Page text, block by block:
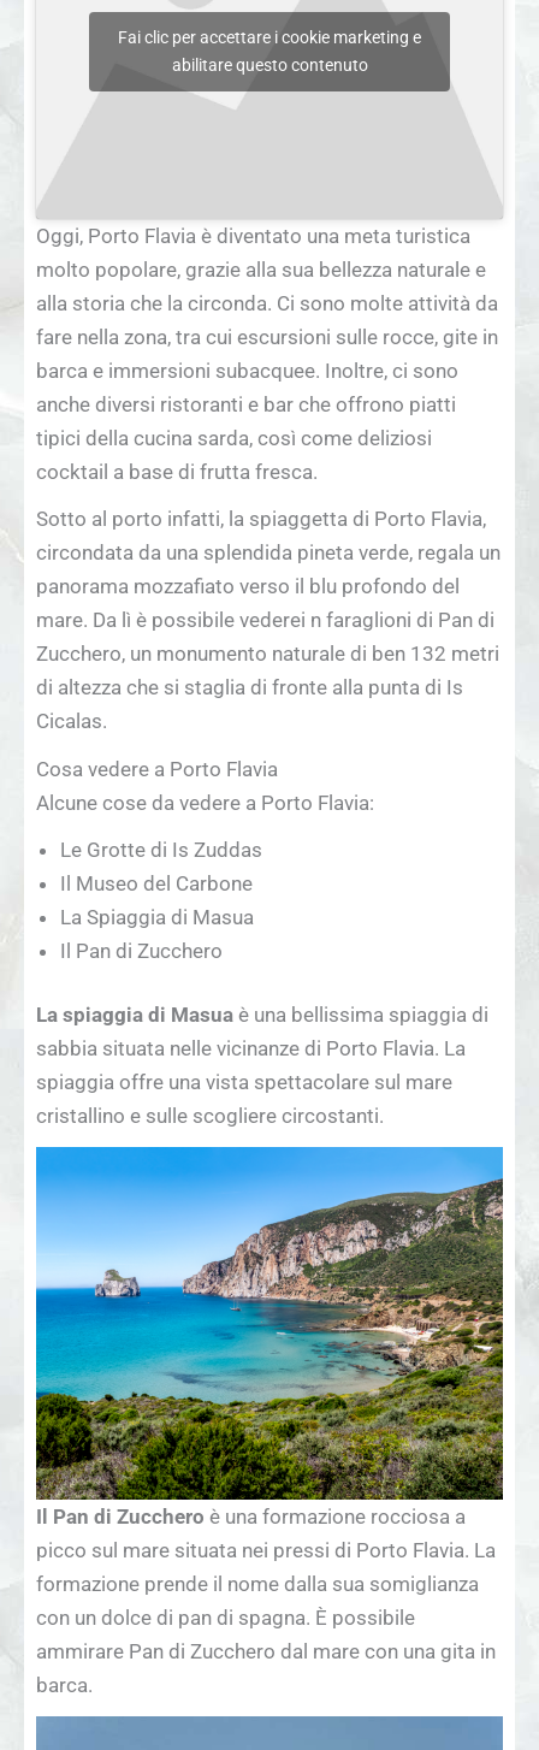
Fai clic per accettare i cookie marketing e
abilitare questo contenuto
Oggi, Porto Flavia è diventato una meta turistica
molto popolare, grazie alla sua bellezza naturale e
alla storia che la circonda. Ci sono molte attività da
fare nella zona, tra cui escursioni sulle rocce, gite in
barca e immersioni subacquee. Inoltre, ci sono
anche diversi ristoranti e bar che offrono piatti
tipici della cucina sarda, così come deliziosi
cocktail a base di frutta fresca.
Sotto al porto infatti, la spiaggetta di Porto Flavia,
circondata da una splendida pineta verde, regala un
panorama mozzafiato verso il blu profondo del
mare. Da lì è possibile vederei n faraglioni di Pan di
Zucchero, un monumento naturale di ben 132 metri
di altezza che si staglia di fronte alla punta di Is
Cicalas.
Cosa vedere a Porto Flavia
Alcune cose da vedere a Porto Flavia:
Le Grotte di Is Zuddas
Il Museo del Carbone
La Spiaggia di Masua
Il Pan di Zucchero
La spiaggia di Masua è una bellissima spiaggia di
sabbia situata nelle vicinanze di Porto Flavia. La
spiaggia offre una vista spettacolare sul mare
cristallino e sulle scogliere circostanti.
Il Pan di Zucchero è una formazione rocciosa a
picco sul mare situata nei pressi di Porto Flavia. La
formazione prende il nome dalla sua somiglianza
con un dolce di pan di spagna. È possibile
ammirare Pan di Zucchero dal mare con una gita in
barca.